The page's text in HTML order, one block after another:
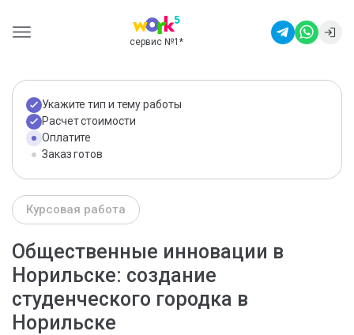
сервис №1 *
Укажите тип и тему работы
Расчет стоимости
Оплатите
Заказ готов
Курсовая работа
Общественные инновации в
Норильске: создание
студенческого городка в
Норильске